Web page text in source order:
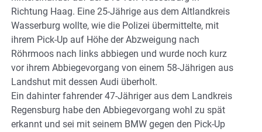
Richtung Haag. Eine 25-Jährige aus dem Altlandkreis
Wasserburg wollte, wie die Polizei übermittelte, mit
ihrem Pick-Up auf Höhe der Abzweigung nach
Röhrmoos nach links abbiegen und wurde noch kurz
vor ihrem Abbiegevorgang von einem 58-Jährigen aus
Landshut mit dessen Audi überholt.
Ein dahinter fahrender 47-Jähriger aus dem Landkreis
Regensburg habe den Abbiegevorgang wohl zu spät
erkannt und sei mit seinem BMW gegen den Pick-Up